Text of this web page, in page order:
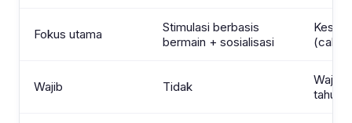
Fokus utama
Stimulasi berbasis
bermain + sosialisasi
Wajib Tidak
Wajib
tahun